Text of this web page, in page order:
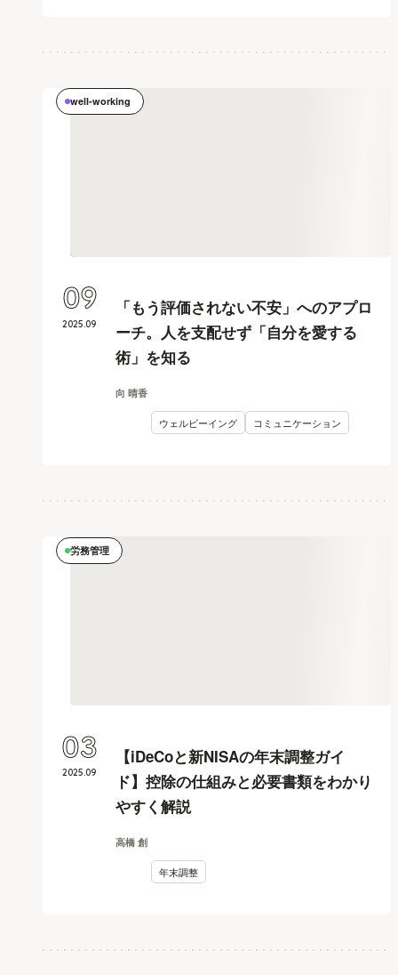
well-working
「もう評価されない不安」へのアプロ
ーチ。人を支配せず「自分を愛する
術」を知る
向 晴香
ウェルビーイング コミュニケーション
2025 09
09
労務管理
【iDeCoと新NISAの年末調整ガイ
ド】控除の仕組みと必要書類をわかり
やすく解説
高橋 創
年末調整
2025.09
03